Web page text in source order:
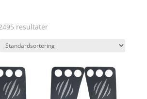
resultater